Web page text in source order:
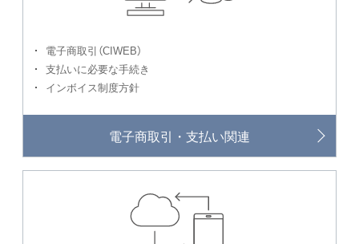
電子商取引（CIWEB）
支払いに必要な手続き
インボイス制度方針
電子商取引・支払い関連